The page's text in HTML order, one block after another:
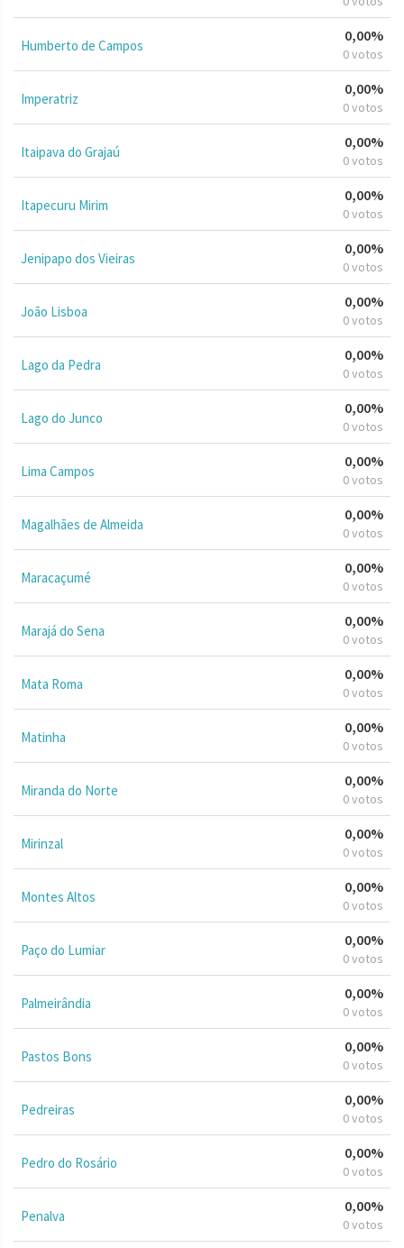
Humberto de Campos
0,00%
0 votos
Imperatriz
0,00%
0 votos
Itaipava do Grajaú
0,00%
0 votos
Itapecuru Mirim
0,00%
0 votos
Jenipapo dos Vieiras
0,00%
0 votos
João Lisboa
0,00%
0 votos
Lago da Pedra
0,00%
0 votos
Lago do Junco
0,00%
0 votos
Lima Campos
0,00%
0 votos
Magalhães de Almeida
0,00%
0 votos
Maracaçumé
0,00%
0 votos
Marajá do Sena
0,00%
0 votos
Mata Roma
0,00%
0 votos
Matinha
0,00%
0 votos
Miranda do Norte
0,00%
0 votos
Mirinzal
0,00%
0 votos
Montes Altos
0,00%
0 votos
Paço do Lumiar
0,00%
0 votos
Palmeirândia
0,00%
0 votos
Pastos Bons
0,00%
0 votos
Pedreiras
0,00%
0 votos
Pedro do Rosário
0,00%
0 votos
Penalva
0,00%
0 votos